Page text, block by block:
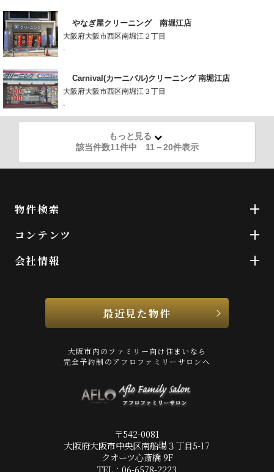
やなぎ屋クリーニング 南堀江店
大阪府大阪市西区南堀江２丁目
-
Carnival(カーニバル)クリーニング 南堀江店
大阪府大阪市西区南堀江３丁目
-
もっと見る
該当件数11件中 11－20件表示
物件検索
コンテンツ
会社情報
最近見た物件
大阪市内のファミリー向け住まいなら
完全予約制のアフロファミリーサロンへ
〒542-0081
大阪府大阪市中央区南船場３丁目5-17
クオーツ心斎橋 9F
TEL：06-6578-2223